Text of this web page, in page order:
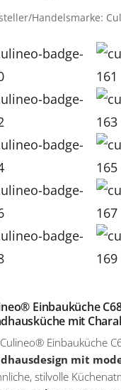
Handelsmarke:
Einbauküche
mit
Einbauküche
mit
stilvolle